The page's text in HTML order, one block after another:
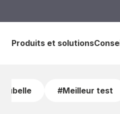
Produits et solutions
#Meilleur test